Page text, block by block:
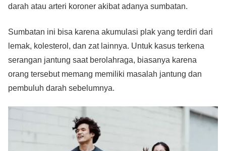
darah atau arteri koroner akibat adanya sumbatan.
Sumbatan ini bisa karena akumulasi plak yang terdiri dari
lemak, kolesterol, dan zat lainnya. Untuk kasus terkena
serangan jantung saat berolahraga, biasanya karena
orang tersebut memang memiliki masalah jantung dan
pembuluh darah sebelumnya.